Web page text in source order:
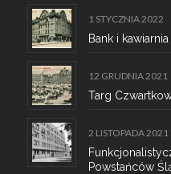
1 STYCZNIA 2022
Bank i
12 GRUDNIA 2021
Targ
2 LISTOPADA 2021
Powstańców